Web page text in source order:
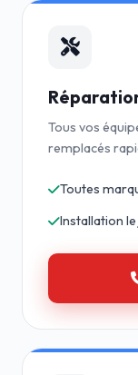
Tous vos
remplacés
Toutes
Installation